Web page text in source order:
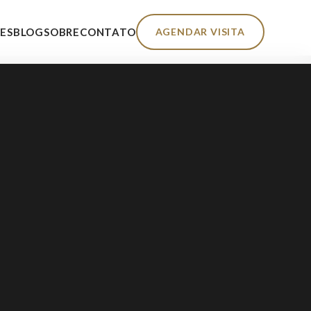
BLOGSOBRECONTATO AGENDAR VISITA